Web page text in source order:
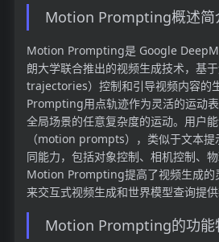
Motion Prompting概述简
Motion Prompting是 Google
朗大学联合推出的视频生成技术，基
trajectories）控制和引导视频内容的
Prompting用点轨迹作为灵活的运动
全局场景的任意复杂度的运动。用户
（motion prompts），类似于文本
同能力，包括对象控制、相机控制、物
Motion Prompting提高了视频生成的
来交互式视频生成和世界模型查询提供
Motion Prompting的功能